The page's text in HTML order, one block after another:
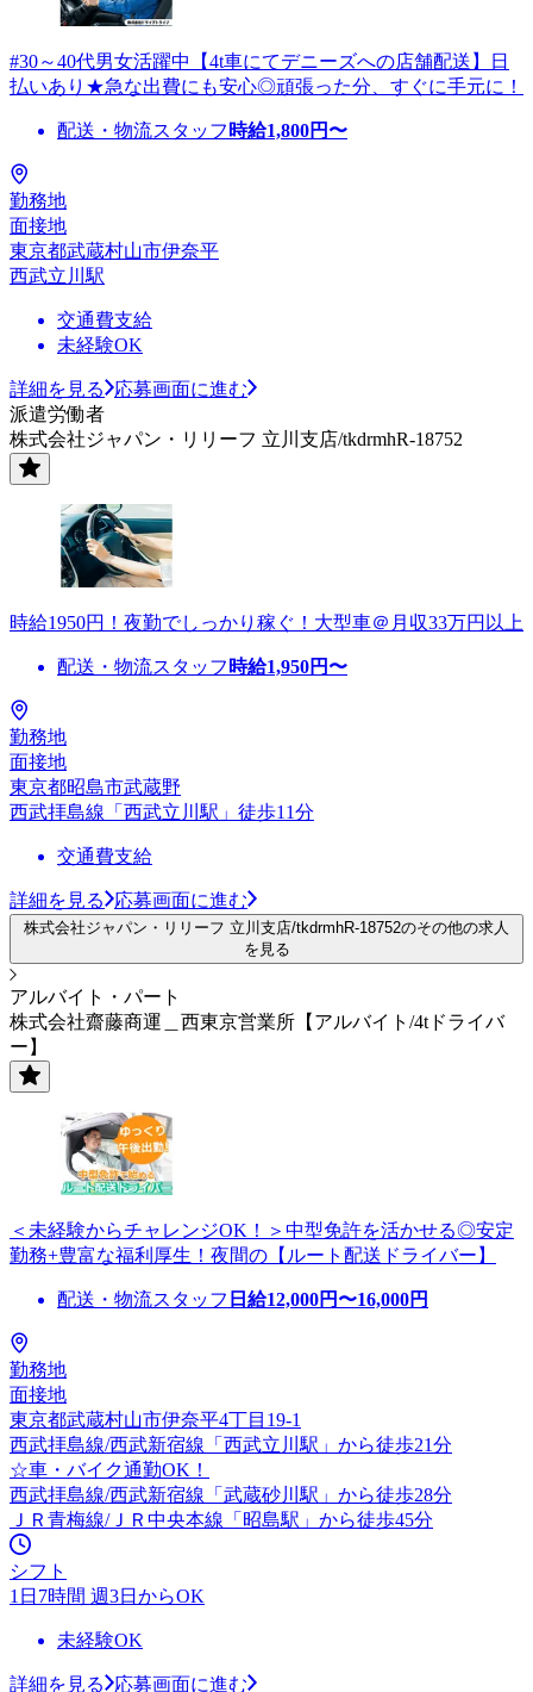
#30～40代男女活躍中【4t車にてデニーズへの店舗配送】日
払いあり★急な出費にも安心◎頑張った分、すぐに手元に！
配送・物流スタッフ 時給1,800円〜
勤務地
面接地
東京都武蔵村山市伊奈平
西武立川駅
交通費支給
未経験OK
詳細を見る
応募画面に進む
派遣労働者
株式会社ジャパン・リリーフ 立川支店/tkdrmhR-18752
時給1950円！夜勤でしっかり稼ぐ！大型車＠月収33万円以上
配送・物流スタッフ 時給1,950円〜
勤務地
面接地
東京都昭島市武蔵野
西武拝島線「西武立川駅」徒歩11分
交通費支給
詳細を見る 応募画面に進む
株式会社ジャパン・リリーフ 立川支店/tkdrmhR-18752のその他の求人
を見る
アルバイト・パート
株式会社齋藤商運＿西東京営業所【アルバイト/4tドライバ
ー】
＜未経験からチャレンジOK！＞中型免許を活かせる◎安定
勤務+豊富な福利厚生！夜間の【ルート配送ドライバー】
配送・物流スタッフ 日給12,000円〜16,000円
勤務地
面接地
東京都武蔵村山市伊奈平4丁目19-1
西武拝島線/西武新宿線「西武立川駅」から徒歩21分
☆車・バイク通勤OK！
西武拝島線/西武新宿線「武蔵砂川駅」から徒歩28分
ＪＲ青梅線/ＪＲ中央本線「昭島駅」から徒歩45分
シフト
1日7時間 週3日からOK
未経験OK
詳細を見る 応募画面に進む